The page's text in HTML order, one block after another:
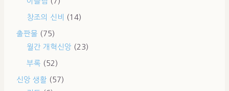
창조의 신비 (14)
출판물 (75)
월간 개혁신앙 (23)
부록 (52)
신앙 생활 (57)